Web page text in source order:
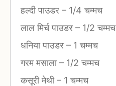
हल्दी पाउडर – 1/4 चम्मच
लाल मिर्च पाउडर – 1/2 चम्मच
धनिया पाउडर – 1 चम्मच
गरम मसाला– 1/2 चम्मच
कसूरी मेथी– 1 चम्मच